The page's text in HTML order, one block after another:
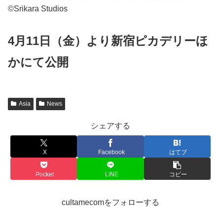
©Srikara Studios
4月11日（金）より新宿ピカデリーほ
かにて公開
Asia News
シェアする
X Facebook はてブ
Pocket LINE コピー
cultamecomをフォローする